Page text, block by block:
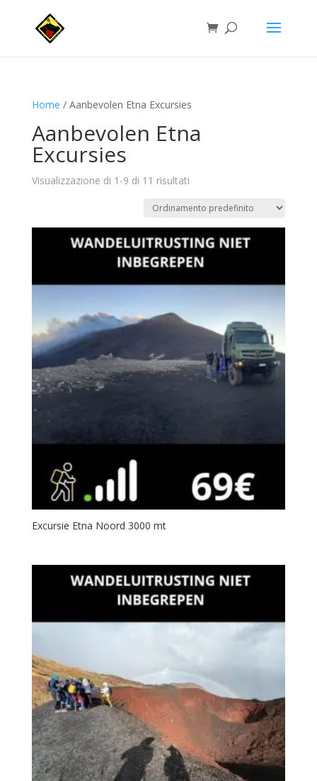
Home / Aanbevolen Etna Excursies
Aanbevolen Etna
Excursies
Visualizzazione di 1-9 di 11 risultati
Excursie Etna Noord 3000 mt